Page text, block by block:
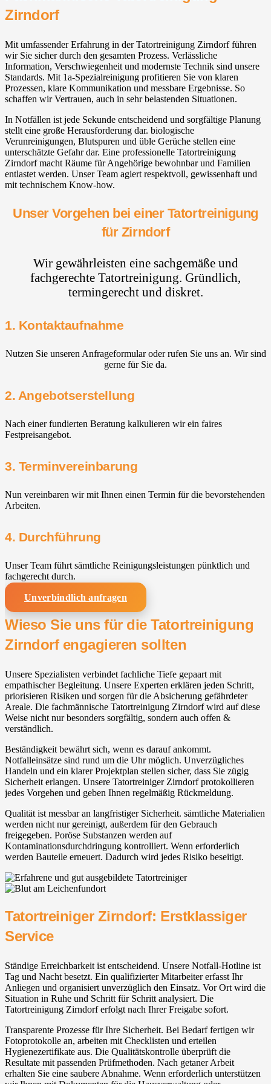
Zirndorf
Mit umfassender Erfahrung in der Tatortreinigung Zirndorf führen
wir Sie sicher durch den gesamten Prozess. Verlässliche
Information, Verschwiegenheit und modernste Technik sind unsere
Standards. Mit 1a-Spezialreinigung profitieren Sie von klaren
Prozessen, klare Kommunikation und messbare Ergebnisse. So
schaffen wir Vertrauen, auch in sehr belastenden Situationen.
In Notfällen ist jede Sekunde entscheidend und sorgfältige Planung
stellt eine große Herausforderung dar. biologische
Verunreinigungen, Blutspuren und üble Gerüche stellen eine
unterschätzte Gefahr dar. Eine professionelle Tatortreinigung
Zirndorf macht Räume für Angehörige bewohnbar und Familien
entlastet werden. Unser Team agiert respektvoll, gewissenhaft und
mit technischem Know-how.
Unser Vorgehen bei einer Tatortreinigung
für Zirndorf
Wir gewährleisten eine sachgemäße und
fachgerechte Tatortreinigung. Gründlich,
termingerecht und diskret.
1. Kontaktaufnahme
Nutzen Sie unseren Anfrageformular oder rufen Sie uns an. Wir sind
gerne für Sie da.
2. Angebotserstellung
Nach einer fundierten Beratung kalkulieren wir ein faires
Festpreisangebot.
3. Terminvereinbarung
Nun vereinbaren wir mit Ihnen einen Termin für die bevorstehenden
Arbeiten.
4. Durchführung
Unser Team führt sämtliche Reinigungsleistungen pünktlich und
fachgerecht durch.
Unverbindlich anfragen
Wieso Sie uns für die Tatortreinigung
Zirndorf engagieren sollten
Unsere Spezialisten verbindet fachliche Tiefe gepaart mit
empathischer Begleitung. Unsere Experten erklären jeden Schritt,
priorisieren Risiken und sorgen für die Absicherung gefährdeter
Areale. Die fachmännische Tatortreinigung Zirndorf wird auf diese
Weise nicht nur besonders sorgfältig, sondern auch offen &
verständlich.
Beständigkeit bewährt sich, wenn es darauf ankommt.
Notfalleinsätze sind rund um die Uhr möglich. Unverzügliches
Handeln und ein klarer Projektplan stellen sicher, dass Sie zügig
Sicherheit erlangen. Unsere Tatortreiniger Zirndorf protokollieren
jedes Vorgehen und geben Ihnen regelmäßig Rückmeldung.
Qualität ist messbar an langfristiger Sicherheit. sämtliche Materialien
werden nicht nur gereinigt, außerdem für den Gebrauch
freigegeben. Poröse Substanzen werden auf
Kontaminationsdurchdringung kontrolliert. Wenn erforderlich
werden Bauteile erneuert. Dadurch wird jedes Risiko beseitigt.
Tatortreiniger Zirndorf: Erstklassiger
Service
Ständige Erreichbarkeit ist entscheidend. Unsere Notfall-Hotline ist
Tag und Nacht besetzt. Ein qualifizierter Mitarbeiter erfasst Ihr
Anliegen und organisiert unverzüglich den Einsatz. Vor Ort wird die
Situation in Ruhe und Schritt für Schritt analysiert. Die
Tatortreinigung Zirndorf erfolgt nach Ihrer Freigabe sofort.
Transparente Prozesse für Ihre Sicherheit. Bei Bedarf fertigen wir
Fotoprotokolle an, arbeiten mit Checklisten und erteilen
Hygienezertifikate aus. Die Qualitätskontrolle überprüft die
Resultate mit passenden Prüfmethoden. Nach getaner Arbeit
erhalten Sie eine saubere Abnahme. Wenn erforderlich unterstützen